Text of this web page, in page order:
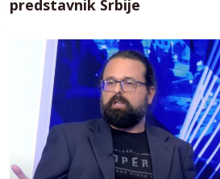
predstavnik Srbije